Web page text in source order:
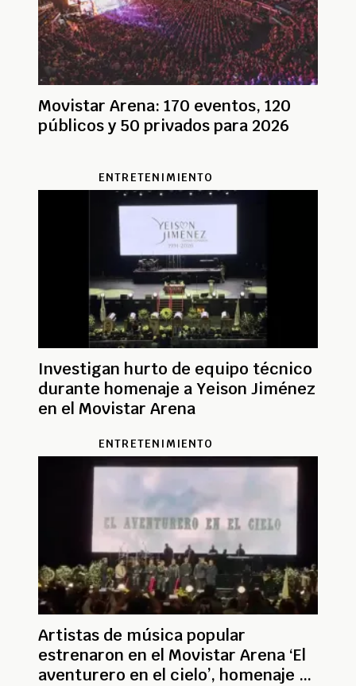
Movistar Arena: 170 eventos, 120
públicos y 50 privados para 2026
ENTRETENIMIENTO
Investigan hurto de equipo técnico
durante homenaje a Yeison Jiménez
en el Movistar Arena
ENTRETENIMIENTO
Artistas de música popular
estrenaron en el Movistar Arena ‘El
aventurero en el cielo’, homenaje a